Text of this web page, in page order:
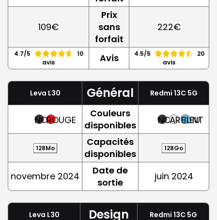
109€
Prix
sans
forfait
222€
4.7/5
10
avis
Avis 4.5/5
20
avis
Leva L30 Général Redmi 13C 5G
NOIRROUGE
Couleurs
disponibles
NOIRARGENT
BLEU
128Mo
Capacités
disponibles
128Go
novembre 2024
Date de
sortie
juin 2024
Leva L30 Design Redmi 13C 5G